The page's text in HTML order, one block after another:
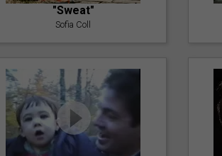
"Sweat"
Sofia Coll